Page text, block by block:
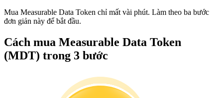
Hướng dẫn giao dịch Spot
Mua Measurable Data Token chỉ mất vài phút. Làm theo ba bước
đơn giản này để bắt đầu.
Cách mua Measurable Data Token
(MDT) trong 3 bước